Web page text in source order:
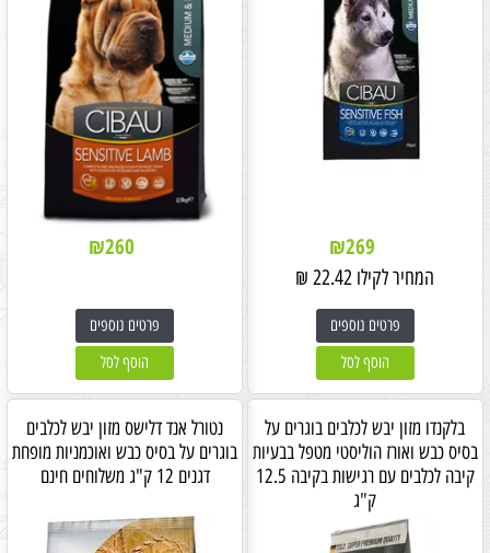
₪269
המחיר לקילו 22.42
₪
פרטים נוספים
הוסף לסל
₪260
פרטים נוספים
הוסף לסל
בלקנדו מזון יבש לכלבים בוגרים על
בסיס כבש ואורז הוליסטי מטפל בבעיות
קיבה לכלבים עם רגישות בקיבה 12.5
ק"ג
נטורל אנד דלישס מזון יבש לכלבים
בוגרים על בסיס כבש ואוכמניות מופחת
דגנים 12 ק"ג משלוחים חינם